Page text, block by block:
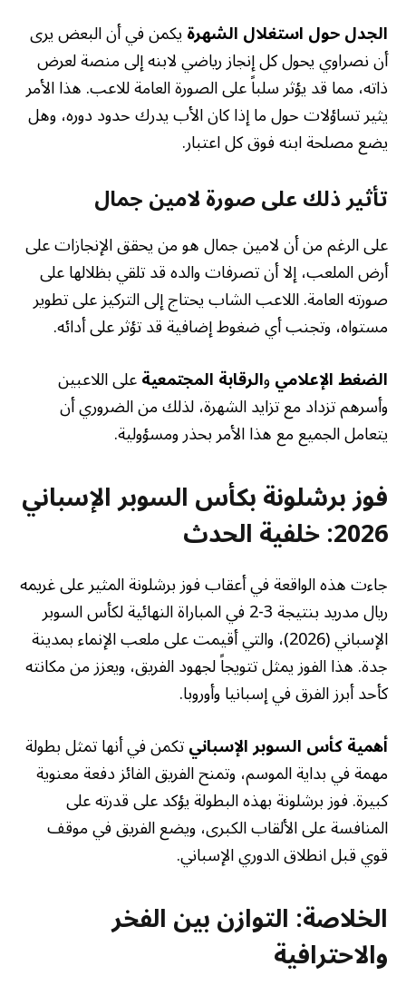
الجدل حول استغلال الشهرةيكمن في أن البعض يرى
أن نصراوي يحول كل إنجاز رياضي لابنه إلى منصة لعرض
ذاته، مما قد يؤثر سلباً على الصورة العامة للاعب. هذا الأمر
يثير تساؤلات حول ما إذا كان الأب يدرك حدود دوره، وهل
يضع مصلحة ابنه فوق كل اعتبار.
تأثير ذلك على صورة لامين جمال
على الرغم من أن لامين جمال هو من يحقق الإنجازات على
أرض الملعب، إلا أن تصرفات والده قد تلقي بظلالها على
صورته العامة. اللاعب الشاب يحتاج إلى التركيز على تطوير
مستواه، وتجنب أي ضغوط إضافية قد تؤثر على أدائه.
الضغط الإعلاميوالرقابة المجتمعيةعلى اللاعبين
وأسرهم تزداد مع تزايد الشهرة، لذلك من الضروري أن
يتعامل الجميع مع هذا الأمر بحذر ومسؤولية.
فوز برشلونة بكأس السوبر الإسباني
2026: خلفية الحدث
جاءت هذه الواقعة في أعقاب فوز برشلونة المثير على غريمه
ريال مدريد بنتيجة 3-2 في المباراة النهائية لكأس السوبر
الإسباني (2026)، والتي أقيمت على ملعب الإنماء بمدينة
جدة. هذا الفوز يمثل تتويجاً لجهود الفريق، ويعزز من مكانته
كأحد أبرز الفرق في إسبانيا وأوروبا.
أهمية كأس السوبر الإسبانيتكمن في أنها تمثل بطولة
مهمة في بداية الموسم، وتمنح الفريق الفائز دفعة معنوية
كبيرة. فوز برشلونة بهذه البطولة يؤكد على قدرته على
المنافسة على الألقاب الكبرى، ويضع الفريق في موقف
قوي قبل انطلاق الدوري الإسباني.
الخلاصة: التوازن بين الفخر
والاحترافية